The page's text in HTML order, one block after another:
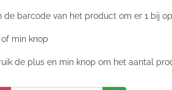
de barcode van het product om er 1 bij
of min knop
de plus en min knop om het aantal